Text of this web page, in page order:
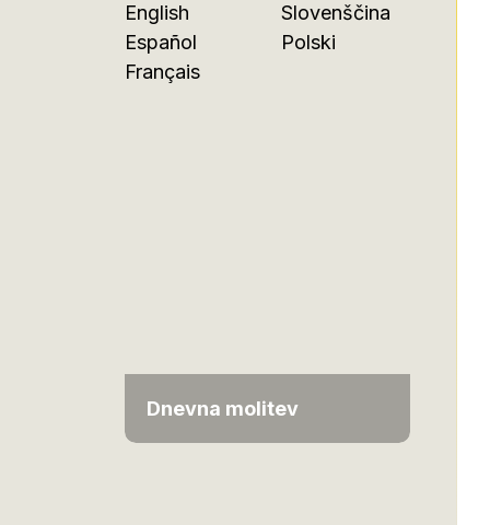
English
Español
Français
Slovenščina
Polski
Dnevna molitev